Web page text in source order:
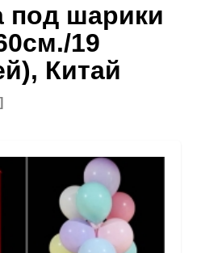
под шарики
19
Китай